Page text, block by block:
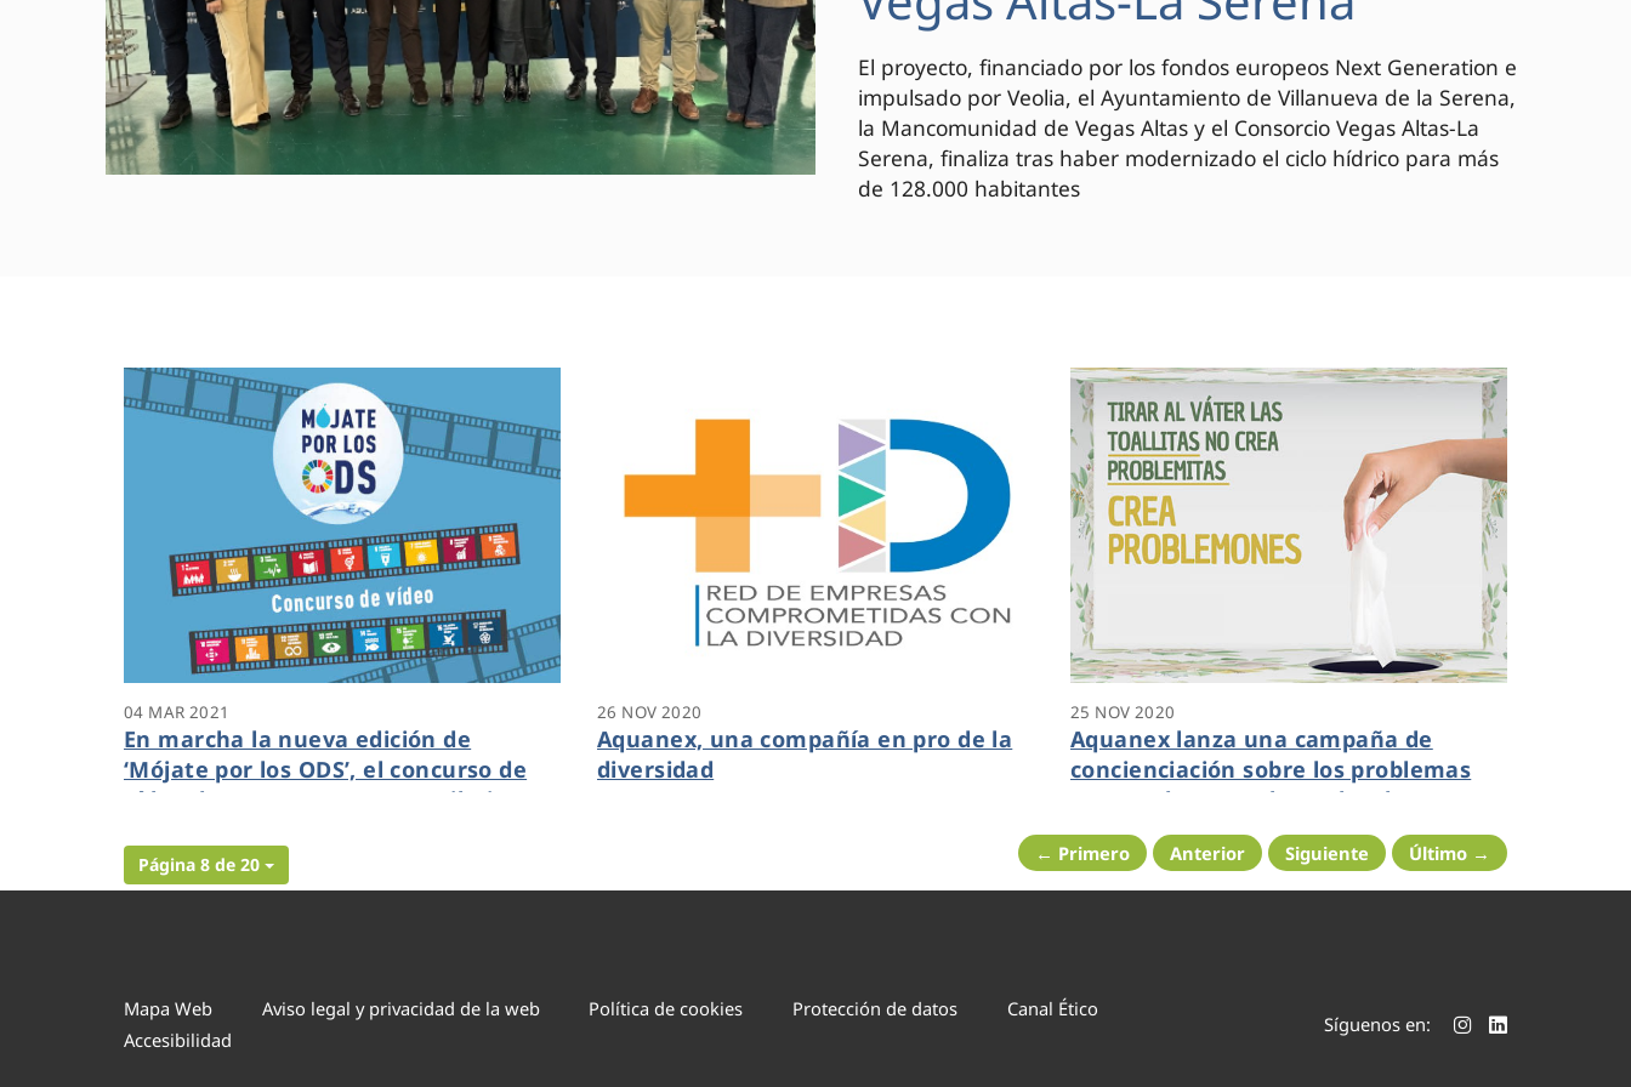
El proyecto, financiado por los fondos europeos Next Generation e
impulsado por Veolia, el Ayuntamiento de Villanueva de la Serena,
la Mancomunidad de Vegas Altas y el Consorcio Vegas Altas-La
Serena, finaliza tras haber modernizado el ciclo hídrico para más
de 128.000 habitantes
04 MAR 2021
En marcha la nueva edición de
‘Mójate por los ODS’, el concurso de
vídeo de Aquanex para contribuir con
26 NOV 2020
Aquanex, una compañía en pro de la
diversidad
25 NOV 2020
Aquanex lanza una campaña de
concienciación sobre los problemas
que producen en las redes de
saneamiento las mascarillas,
bastoncitos y toallitas
Página 8 de 20 ← Primero Anterior Siguiente Último →
Mapa Web Aviso legal y privacidad de la web Política de cookies Protección de datos
Canal Ético
Accesibilidad
Síguenos en: